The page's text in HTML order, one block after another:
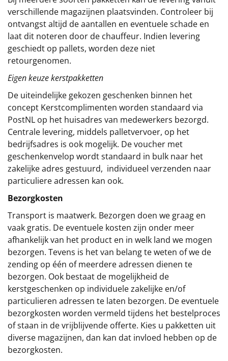
verschillende magazijnen plaatsvinden. Controleer bij
ontvangst altijd de aantallen en eventuele schade en
laat dit noteren door de chauffeur. Indien levering
geschiedt op pallets, worden deze niet
retourgenomen.
Eigen keuze kerstpakketten
De uiteindelijke gekozen geschenken binnen het
concept Kerstcomplimenten worden standaard via
PostNL op het huisadres van medewerkers bezorgd.
Centrale levering, middels palletvervoer, op het
bedrijfsadres is ook mogelijk. De voucher met
geschenkenvelop wordt standaard in bulk naar het
zakelijke adres gestuurd, individueel verzenden naar
particuliere adressen kan ook.
Bezorgkosten
Transport is maatwerk. Bezorgen doen we graag en
vaak gratis. De eventuele kosten zijn onder meer
afhankelijk van het product en in welk land we mogen
bezorgen. Tevens is het van belang te weten of we de
zending op één of meerdere adressen dienen te
bezorgen. Ook bestaat de mogelijkheid de
kerstgeschenken op individuele zakelijke en/of
particulieren adressen te laten bezorgen. De eventuele
bezorgkosten worden vermeld tijdens het bestelproces
of staan in de vrijblijvende offerte. Kies u pakketten uit
diverse magazijnen, dan kan dat invloed hebben op de
bezorgkosten.